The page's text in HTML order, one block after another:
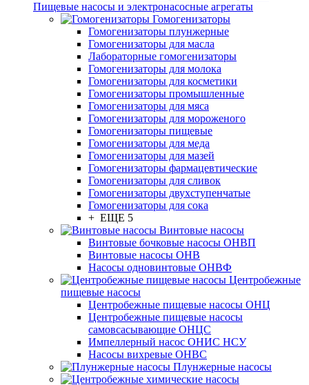
Пищевые насосы и электронасосные агрегаты
Гомогенизаторы
Гомогенизаторы плунжерные
Гомогенизаторы для масла
Лабораторные гомогенизаторы
Гомогенизаторы для молока
Гомогенизаторы для косметики
Гомогенизаторы промышленные
Гомогенизаторы для мяса
Гомогенизаторы для мороженого
Гомогенизаторы пищевые
Гомогенизаторы для меда
Гомогенизаторы для мазей
Гомогенизаторы фармацевтические
Гомогенизаторы для сливок
Гомогенизаторы двухступенчатые
Гомогенизаторы для сока
+ ЕЩЕ 5
Винтовые насосы
Винтовые бочковые насосы ОНВП
Винтовые насосы ОНВ
Насосы одновинтовые ОНВФ
Центробежные
пищевые насосы
Центробежные пищевые насосы ОНЦ
Центробежные пищевые насосы
самовсасывающие ОНЦС
Импеллерный насос ОНИС НСУ
Насосы вихревые ОНВС
Плунжерные насосы